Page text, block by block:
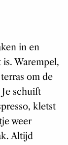
in en
Warempel,
om de
schuift
kletst
weer
Altijd